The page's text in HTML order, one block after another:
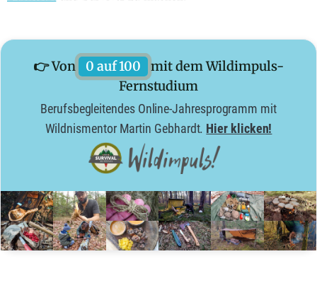
👉 Von 0 auf 100
mit dem Wildimpuls-
Fernstudium
Berufsbegleitendes Online-Jahresprogramm mit
Wildnismentor Martin Gebhardt. Hier klicken!